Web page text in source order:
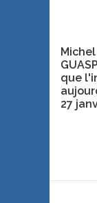
que
27